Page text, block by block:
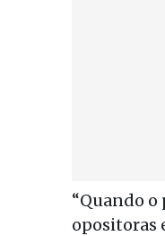
“Quando o
opositoras